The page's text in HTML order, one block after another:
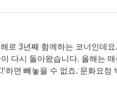
로 3년째 함께하는 코너인데
다시 돌아왔습니다. 올해는
하면 빼놓을 수 없죠. 문화요